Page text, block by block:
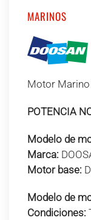
MARINOS
Motor Marino
POTENCIA
Modelo de
Marca:
Motor base:
Modelo de
Condiciones: